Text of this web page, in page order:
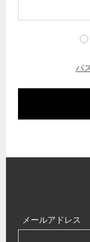
パ
メールアドレス